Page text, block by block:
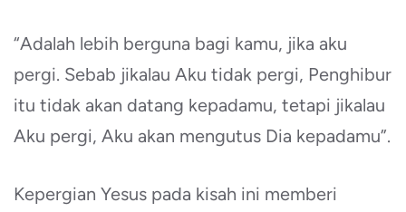
“Adalah lebih berguna bagi kamu, jika aku
pergi. Sebab jikalau Aku tidak pergi, Penghibur
itu tidak akan datang kepadamu, tetapi jikalau
Aku pergi, Aku akan mengutus Dia kepadamu”.
Kepergian Yesus pada kisah ini memberi